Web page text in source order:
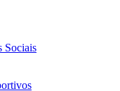
Sociais